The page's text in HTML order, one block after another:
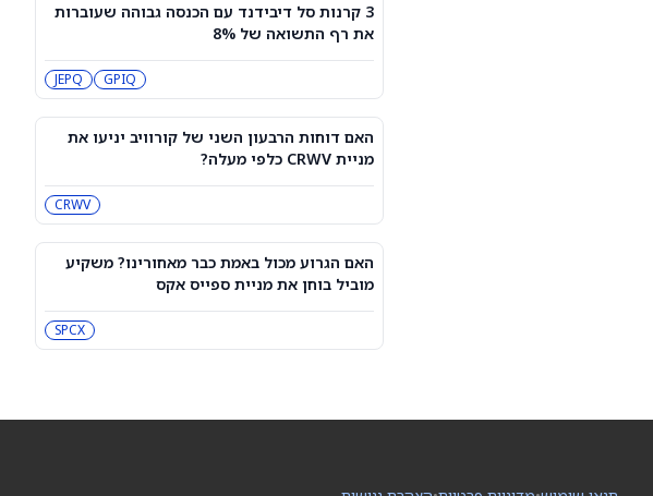
מיקרון או SK hynix: מניית שבבי AI אחת
היא מציאה, והשנייה יקרה מדי
MU
SKHY
"משחקת באש": משקיע מזהיר לגבי
מניית אנבידיה
שורטיסטים על ספייס אקס חוטפים מכה
עסקת קורסור של ספייס אקס בשווי 60
מיליארד דולר עשויה להיסגר כבר בשבוע
הבא… אבל המותג Cursor עלול להיעלם
SPCX
PC:CURSO
3 קרנות סל דיבידנד עם הכנסה גבוהה שעוברות
את רף התשואה של 8%
GPIQ
JEPQ
האם דוחות הרבעון השני של קורוויב יניעו את
מניית CRWV כלפי מעלה?
CRWV
האם הגרוע מכול באמת כבר מאחורינו? משקיע
מוביל בוחן את מניית ספייס אקס
SPCX